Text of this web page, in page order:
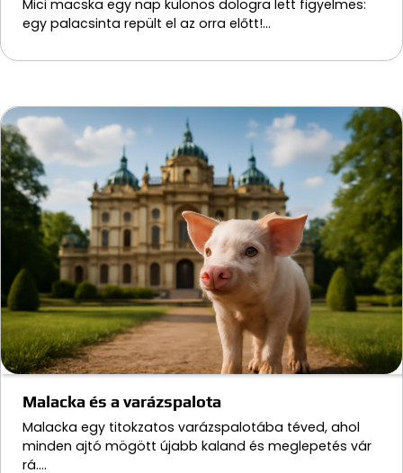
Mici macska egy nap különös dologra lett figyelmes:
egy palacsinta repült el az orra előtt!…
Malacka és a varázspalota
Malacka egy titokzatos varázspalotába téved, ahol
minden ajtó mögött újabb kaland és meglepetés vár
rá.…